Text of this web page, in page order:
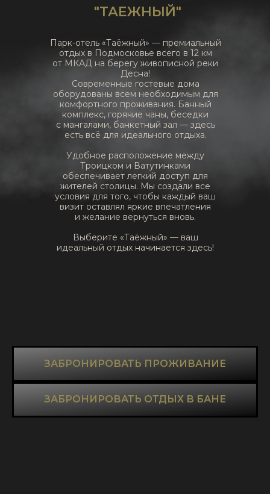
"ТАЕЖНЫЙ"
Парк-отель «Таёжный» — премиальный
отдых в Подмосковье всего в 12 км
от МКАД на берегу живописной реки
Десна!
Современные гостевые дома
оборудованы всем необходимым для
комфортного проживания. Банный
комплекс, горячие чаны, беседки
с мангалами, банкетный зал — здесь
есть всё для идеального отдыха.
Удобное расположение между
Троицком и Ватутинками
обеспечивает легкий доступ для
жителей столицы. Мы создали все
условия для того, чтобы каждый ваш
визит оставлял яркие впечатления
и желание вернуться вновь.
Выберите «Таёжный» — ваш
идеальный отдых начинается здесь!
ЗАБРОНИРОВАТЬ ПРОЖИВАНИЕ
ЗАБРОНИРОВАТЬ ОТДЫХ В БАНЕ